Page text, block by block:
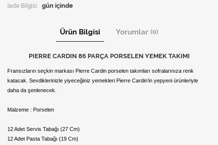
İade Bilgisi:
Ürün Bilgisi Yorumlar (0)
PIERRE CARDIN 86 PARÇA PORSELEN YEMEK TAKIMI
Fransızların seçkin markası Pierre Cardin porselen takımları sofralarınıza renk
katacak. Sevdiklerinizle yiyeceğiniz yemekleri Pierre Cardin’in yepyeni ürünleriyle
daha da şenlenecek.
Malzeme : Porselen
12 Adet Servis Tabağı (27 Cm)
12 Adet Pasta Tabağı (19 Cm)